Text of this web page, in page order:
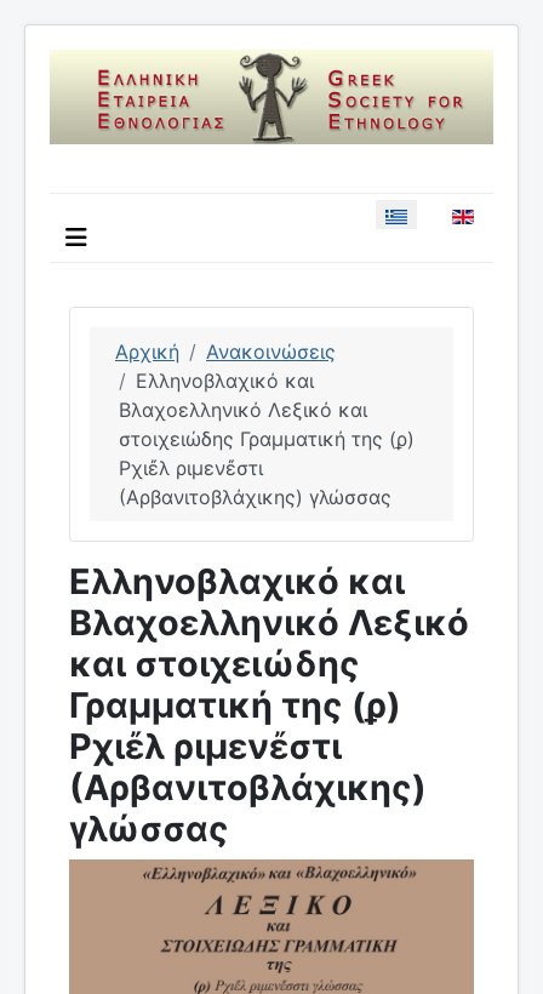
Επιλέξτε τη
Αρχική
Ανακοινώσεις
Ελληνοβλαχικό και
Βλαχοελληνικό Λεξικό και
στοιχειώδης Γραμματική της (ϼ)
Ρχιἔλ ριμενἔστι
(Αρβανιτοβλάχικης) γλώσσας
Ελληνοβλαχικό και
Βλαχοελληνικό Λεξικό
και στοιχειώδης
Γραμματική της (ϼ)
Ρχιἔλ ριμενἔστι
(Αρβανιτοβλάχικης)
γλώσσας